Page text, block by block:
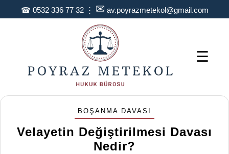
☎ 0532 336 77 32⋮ ✉ av.poyrazmetekol@gmail.com
☰
BOŞANMA DAVASI
Velayetin Değiştirilmesi Davası
Nedir?